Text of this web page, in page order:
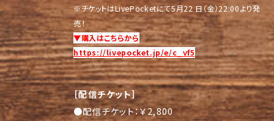
※チケットはLivePocketにて5月22 日（金）22:00より発
売！
▼購入はこちらから
https://livepocket.jp/e/c_vf5
［配信チケット］
●配信チケット：￥2,800